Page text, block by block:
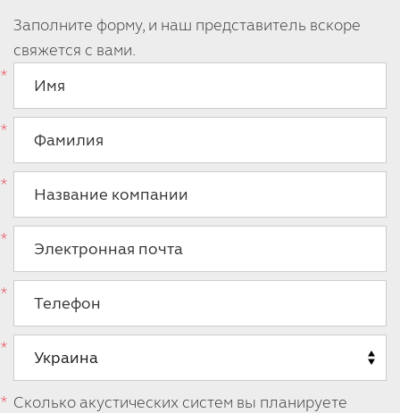
Заполните форму, и наш представитель вскоре
свяжется с вами.
Сколько акустических систем вы планируете